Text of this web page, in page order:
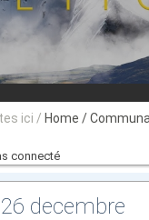
ici / Home /
connecté
decembre